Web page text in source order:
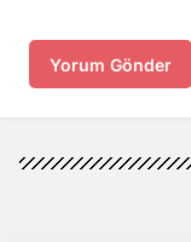
Yorum Gönder